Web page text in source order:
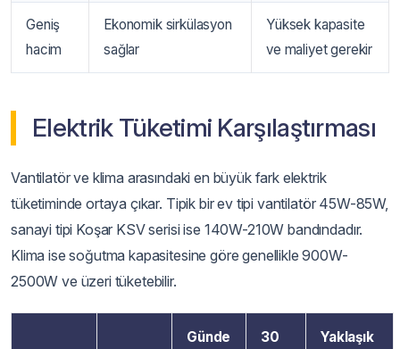
Geniş
hacim
Ekonomik sirkülasyon
sağlar
Yüksek kapasite
ve maliyet gerekir
Elektrik Tüketimi Karşılaştırması
Vantilatör ve klima arasındaki en büyük fark elektrik
tüketiminde ortaya çıkar. Tipik bir ev tipi vantilatör 45W-85W,
sanayi tipi Koşar KSV serisi ise 140W-210W bandındadır.
Klima ise soğutma kapasitesine göre genellikle 900W-
2500W ve üzeri tüketebilir.
Günde
30
Yaklaşık